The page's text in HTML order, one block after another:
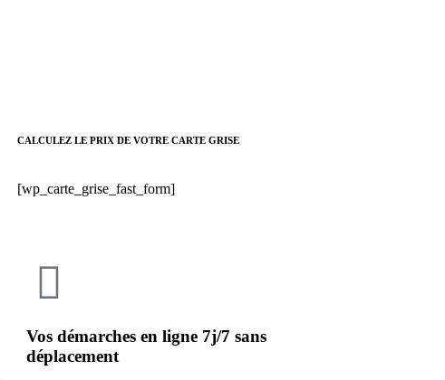
CALCULEZ LE PRIX DE VOTRE CARTE GRISE
[wp_carte_grise_fast_form]
Vos démarches en ligne 7j/7 sans
déplacement